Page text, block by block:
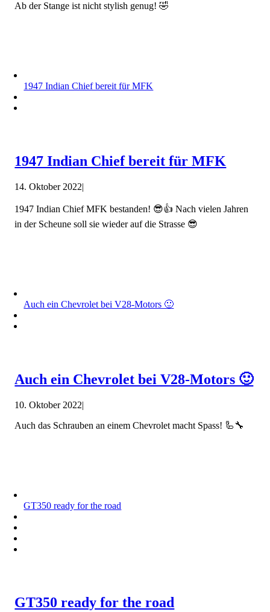
Ab der Stange ist nicht stylish genug! 🤣
1947 Indian Chief bereit für MFK
1947 Indian Chief bereit für MFK
14. Oktober 2022|
1947 Indian Chief MFK bestanden! 😎👍 Nach vielen Jahren
in der Scheune soll sie wieder auf die Strasse 😎
Auch ein Chevrolet bei V28-Motors 🙂
Auch ein Chevrolet bei V28-Motors 🙂
10. Oktober 2022|
Auch das Schrauben an einem Chevrolet macht Spass! 🦾🔧
GT350 ready for the road
GT350 ready for the road